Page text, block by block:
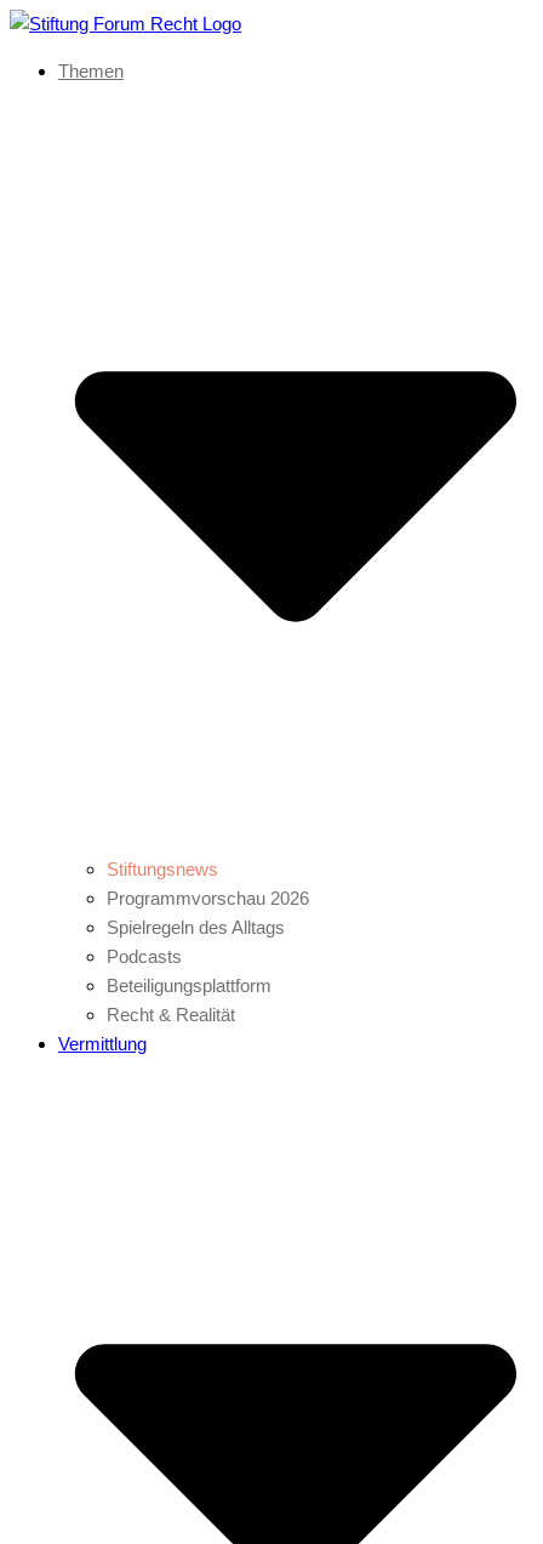
Themen
Stiftungsnews
Programmvorschau 2026
Spielregeln des Alltags
Podcasts
Beteiligungsplattform
Recht & Realität
Vermittlung